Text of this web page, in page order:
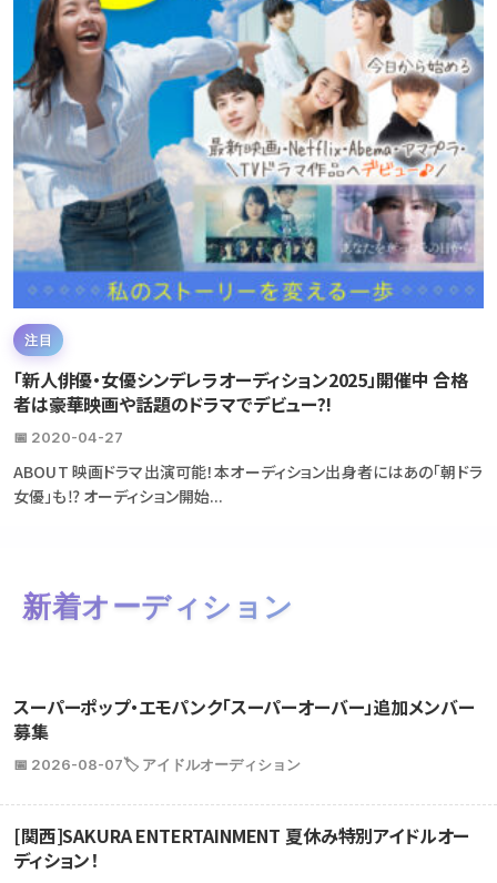
注目
「新人俳優・女優シンデレラオーディション2025」開催中 合格
者は豪華映画や話題のドラマでデビュー?!
📅 2020-04-27
ABOUT 映画ドラマ出演可能！本オーディション出身者にはあの「朝ドラ
女優」も⁉ オーディション開始...
新着オーディション
スーパーポップ・エモパンク「スーパーオーバー」追加メンバー
募集
📅 2026-08-07🏷️ アイドルオーディション
[関西]SAKURA ENTERTAINMENT 夏休み特別アイドルオー
ディション！